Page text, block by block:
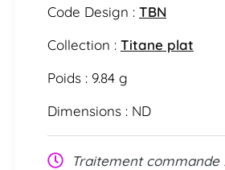
Code Design : TBN
Collection : Titane plat
Poids : 9.84 g
Dimensions : ND
Traitement commande